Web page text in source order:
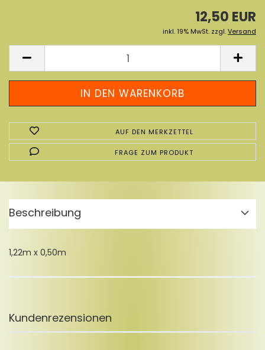
12,50 EUR
inkl. 19% MwSt. zzgl.Versand
AUF DEN MERKZETTEL
FRAGE ZUM PRODUKT
Beschreibung
1,22m x 0,50m
Kundenrezensionen